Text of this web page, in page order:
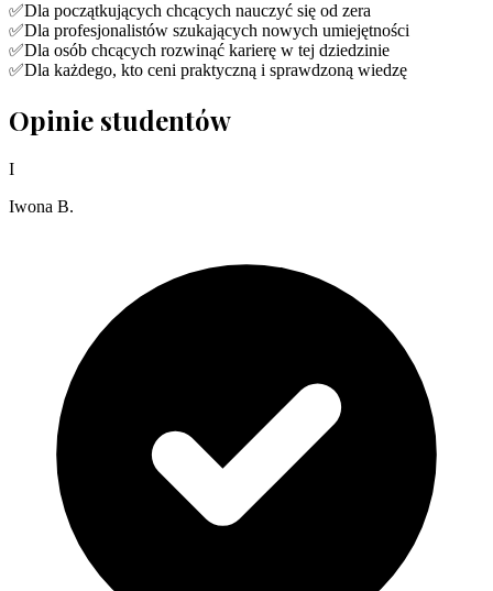
✅Dla początkujących chcących nauczyć się od zera
✅Dla profesjonalistów szukających nowych umiejętności
✅Dla osób chcących rozwinąć karierę w tej dziedzinie
✅Dla każdego, kto ceni praktyczną i sprawdzoną wiedzę
Opinie studentów
I
Iwona B.